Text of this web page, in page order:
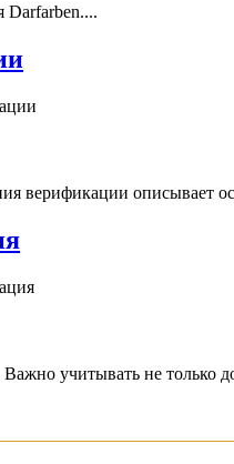
Darfarben....
верификации описывает
учитывать не только